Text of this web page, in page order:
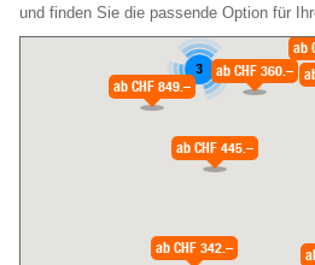
und finden Sie die passende Option für
3
ab
ab CHF 342.–
ab CHF 360.–
ab CHF 445.–
ab CHF 849.–